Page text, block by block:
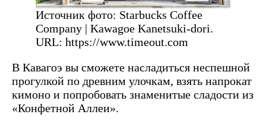
Источник фото: Starbucks Coffee
Company | Kawagoe Kanetsuki-dori.
URL: https://www.timeout.com
В Кавагоэ вы сможете насладиться неспешной
прогулкой по древним улочкам, взять напрокат
кимоно и попробовать знаменитые сладости из
«Конфетной Аллеи».